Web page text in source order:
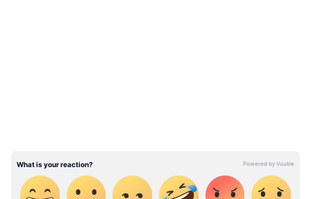
കേസെടുക്കാനാകില്ലെന്നാണ് പൊലീസ്
വിശദീകരണം. ഡിവൈഎഫ്ഐയുടെ